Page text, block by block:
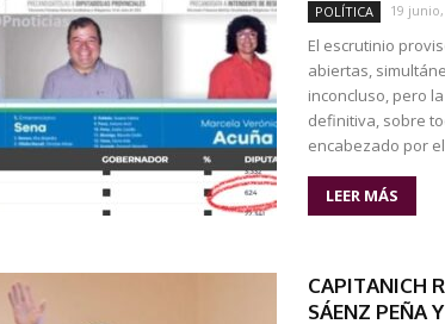
POLÍTICA 19 junio,
El escrutinio
abiertas,
inconcluso, pero
definitiva, sobre
encabezado por
LEER MÁS
CAPITANICH
SÁENZ PEÑA